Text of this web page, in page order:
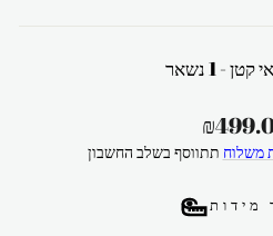
- 1 נשאר
משלוח תתווסף בשלב החשבון
מידות